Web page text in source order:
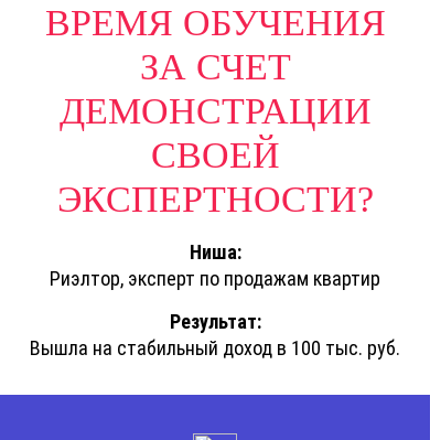
ВРЕМЯ ОБУЧЕНИЯ
ЗА СЧЕТ
ДЕМОНСТРАЦИИ
СВОЕЙ
ЭКСПЕРТНОСТИ?
Ниша:
Риэлтор, эксперт по продажам квартир
Результат:
Вышла на стабильный доход в 100 тыс. руб.